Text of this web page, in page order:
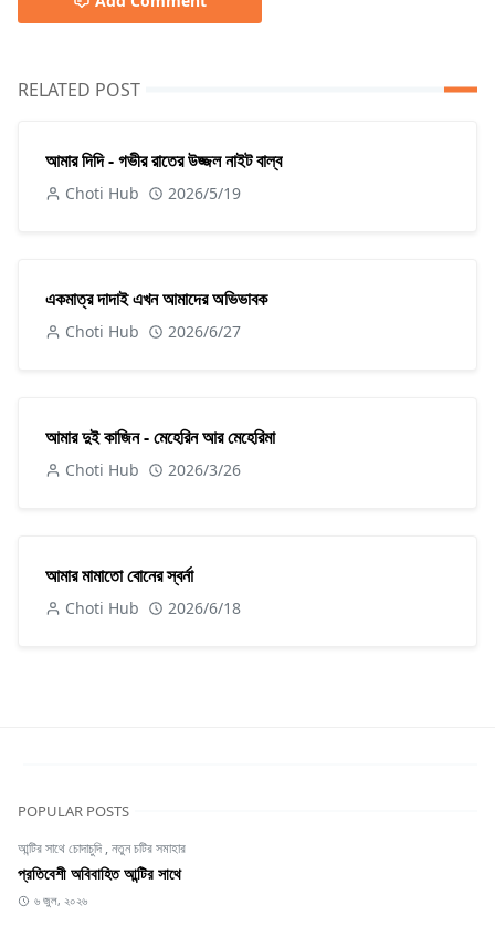
RELATED POST
আমার দিদি - গভীর রাতের উজ্জল নাইট বাল্ব
Choti Hub 2026/5/19
একমাত্র দাদাই এখন আমাদের অভিভাবক
Choti Hub 2026/6/27
আমার দুই কাজিন - মেহেরিন আর মেহেরিমা
Choti Hub 2026/3/26
আমার মামাতো বোনের স্বর্না
Choti Hub 2026/6/18
POPULAR POSTS
আন্টির সাথে চোদাচুদি ,নতুন চটির সমাহার
প্রতিবেশী অবিবাহিত আন্টির সাথে
৬ জুল, ২০২৬